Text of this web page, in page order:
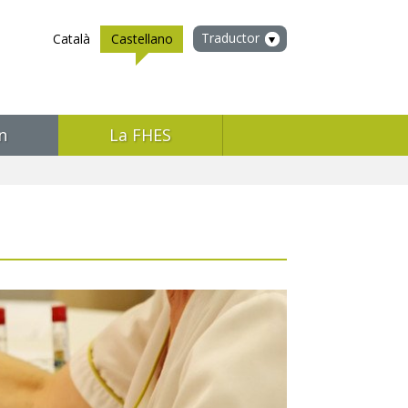
Català Castellano Traductor
La FHES